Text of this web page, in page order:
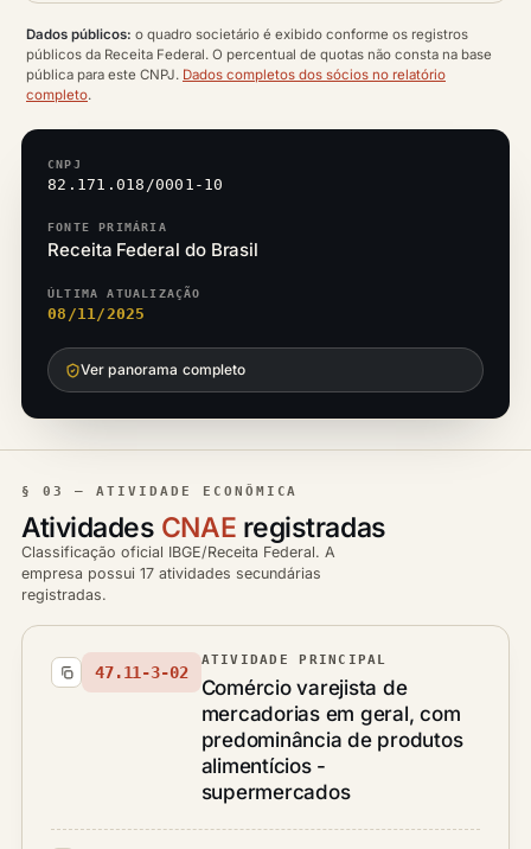
Dados públicos: o quadro societário é exibido conforme os registros
públicos da Receita Federal. O percentual de quotas não consta na base
pública para este CNPJ. Dados completos dos sócios no relatório
completo.
CNPJ
82.171.018/0001-10
FONTE PRIMÁRIA
Receita Federal do Brasil
ÚLTIMA ATUALIZAÇÃO
08/11/2025
Ver panorama completo
§ 03 — ATIVIDADE ECONÔMICA
Atividades CNAE registradas
Classificação oficial IBGE/Receita Federal. A
empresa possui 17 atividades secundárias
registradas.
47.11-3-02
ATIVIDADE PRINCIPAL
Comércio varejista de
mercadorias em geral, com
predominância de produtos
alimentícios -
supermercados